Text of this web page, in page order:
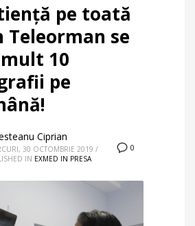
pe toată
Teleorman se
10
pe
0
Ciprian
30 OCTOMBRIE 2019 /
IN EXMED IN PRESA